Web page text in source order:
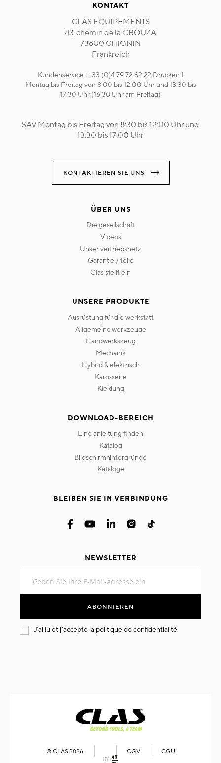
KONTAKT
CLAS EQUIPEMENTS
83, chemin de la CROUZA
73800 CHIGNIN
Frankreich
Kundenservice : +33 (0)4 79 72 62 22 Drücken 1
Montag bis Freitag von 8:00 bis 12:00 Uhr und 13:30 bis
17:30 Uhr (16:30 Uhr am Freitag)
SAV Montag bis Freitag von 8:30 bis 12:00 Uhr und
13:30 bis 17:00 Uhr
KONTAKTIEREN SIE UNS
ÜBER UNS
die gesellschaft
videos
unser vertriebsnetz
garantie / teile
clas stellt ein
UNSERE PRODUKTE
ausrüstung für die werkstatt
allgemeine werkzeuge
handwerkszeug
mechanik
hybrid & elektrisch
karosserie
kleidung
DOWNLOAD-BEREICH
eine anleitung finden
katalog
bildschirmhintergründe
kataloge
BLEIBEN SIE IN VERBINDUNG
NEWSLETTER
sich
an:
ABONNIEREN
J'ai lu et j'accepte la politique de confidentialité
© CLAS 2026 CGV CGU